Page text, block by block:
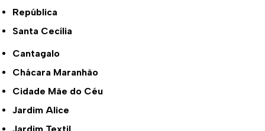
República
Santa Cecília
Cantagalo
Chácara Maranhão
Cidade Mãe do Céu
Jardim Alice